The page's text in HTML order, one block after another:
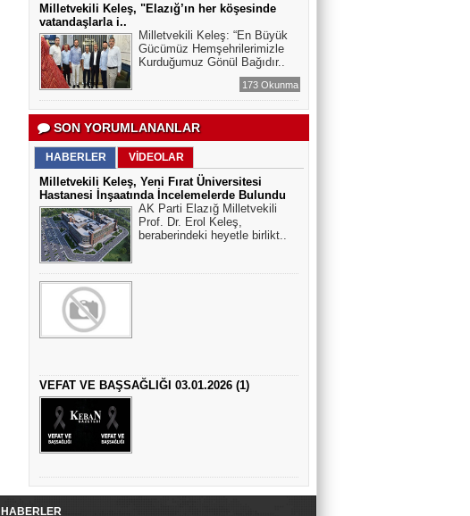
Milletvekili Keleş, "Elazığ’ın her köşesinde
vatandaşlarla i..
Milletvekili Keleş: “En Büyük
Gücümüz Hemşehrilerimizle
Kurduğumuz Gönül Bağıdır..
173 Okunma
SON YORUMLANANLAR
HABERLER VİDEOLAR
Milletvekili Keleş, Yeni Fırat Üniversitesi
Hastanesi İnşaatında İncelemelerde Bulundu
AK Parti Elazığ Milletvekili
Prof. Dr. Erol Keleş,
beraberindeki heyetle birlikt..
VEFAT VE BAŞSAĞLIĞI 03.01.2026 (1)
HABERLER